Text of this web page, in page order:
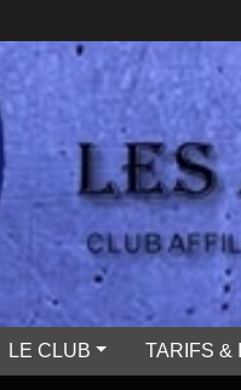
LE CLUB TARIFS &